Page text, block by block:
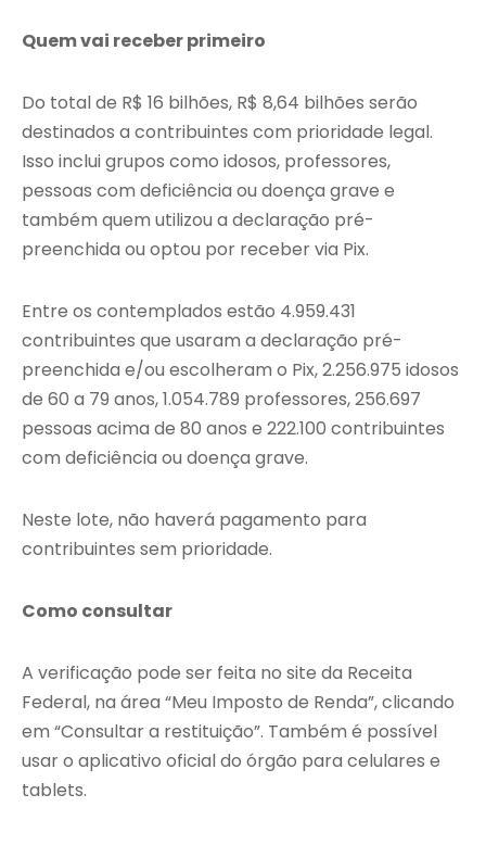
Quem vai receber primeiro
Do total de R$ 16 bilhões, R$ 8,64 bilhões serão
destinados a contribuintes com prioridade legal.
Isso inclui grupos como idosos, professores,
pessoas com deficiência ou doença grave e
também quem utilizou a declaração pré-
preenchida ou optou por receber via Pix.
Entre os contemplados estão 4.959.431
contribuintes que usaram a declaração pré-
preenchida e/ou escolheram o Pix, 2.256.975 idosos
de 60 a 79 anos, 1.054.789 professores, 256.697
pessoas acima de 80 anos e 222.100 contribuintes
com deficiência ou doença grave.
Neste lote, não haverá pagamento para
contribuintes sem prioridade.
Como consultar
A verificação pode ser feita no site da Receita
Federal, na área “Meu Imposto de Renda”, clicando
em “Consultar a restituição”. Também é possível
usar o aplicativo oficial do órgão para celulares e
tablets.